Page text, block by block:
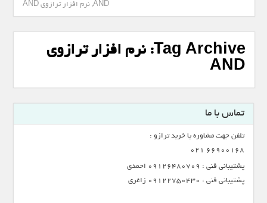
Tag Archive: نرم افزار ترازوی
AND
AND
, نرم افزار ترازوی AND
تماس با ما
تلفن جهت مشاوره یا خرید ترازو :
66900168 021
پشتیبانی فنی : 09126480709 احمدی
پشتیبانی فنی : 09122750430 زاغری